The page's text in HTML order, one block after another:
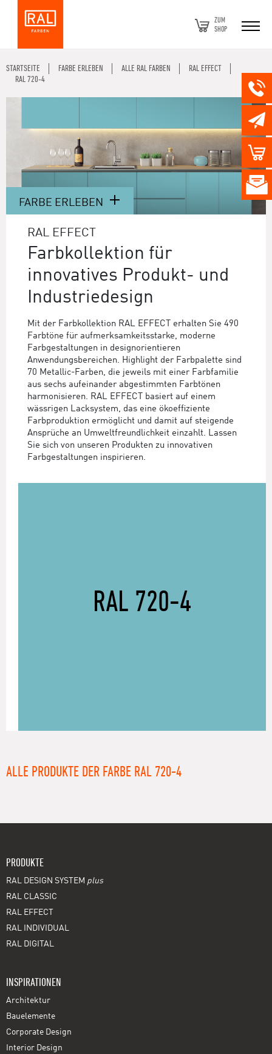
ZUM
SHOP
STARTSEITE FARBE ERLEBEN ALLE RAL FARBEN
RAL EFFECT
RAL 720-4
FARBE ERLEBEN
RAL EFFECT
Farbkollektion für
innovatives Produkt- und
Industriedesign
Mit der Farbkollektion RAL EFFECT erhalten Sie 490
Farbtöne für aufmerksamkeitsstarke, moderne
Farbgestaltungen in designorientieren
Anwendungsbereichen. Highlight der Farbpalette sind
70 Metallic-Farben, die jeweils mit einer Farbfamilie
aus sechs aufeinander abgestimmten Farbtönen
harmonisieren. RAL EFFECT basiert auf einem
wässrigen Lacksystem, das eine ökoeffiziente
Farbproduktion ermöglicht und damit auf steigende
Ansprüche an Umweltfreundlichkeit einzahlt. Lassen
Sie sich von unseren Produkten zu innovativen
Farbgestaltungen inspirieren.
RAL 720-4
ALLE PRODUKTE DER FARBE RAL 720-4
PRODUKTE
RAL DESIGN SYSTEM plus
RAL CLASSIC
RAL EFFECT
RAL INDIVIDUAL
RAL DIGITAL
INSPIRATIONEN
Architektur
Bauelemente
Corporate Design
Interior Design